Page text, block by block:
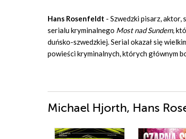
Hans Rosenfeldt - Szwedzki pisarz,
serialu kryminalnego Most nad Sundem,
duńsko-szwedzkiej. Serial okazał się
powieści kryminalnych, których głównym
Michael Hjorth, Hans